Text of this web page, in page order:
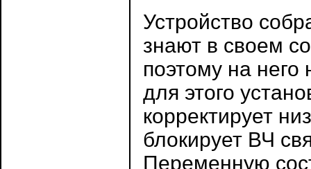
Устройство
знают в своем
поэтому на
для этого
корректирует
блокирует ВЧ
Переменную